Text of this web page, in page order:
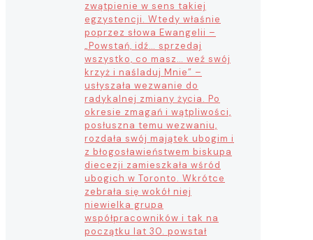
zwątpienie w sens takiej
egzystencji. Wtedy właśnie
poprzez słowa Ewangelii –
„Powstań, idź… sprzedaj
wszystko, co masz… weź swój
krzyż i naśladuj Mnie” –
usłyszała wezwanie do
radykalnej zmiany życia. Po
okresie zmagań i wątpliwości,
posłuszna temu wezwaniu,
rozdała swój majątek ubogim i
z błogosławieństwem biskupa
diecezji zamieszkała wśród
ubogich w Toronto. Wkrótce
zebrała się wokół niej
niewielka grupa
współpracowników i tak na
początku lat 30. powstał